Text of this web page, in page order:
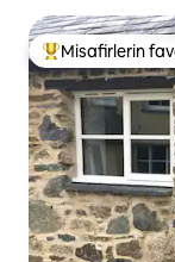
Misafirlerin
Misafirlerin